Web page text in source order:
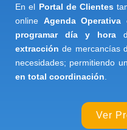
En el Portal de Clientes
online Agenda Operativa
programar día y hora
extracción de mercancías
necesidades; permitiendo
en total coordinación
Ver